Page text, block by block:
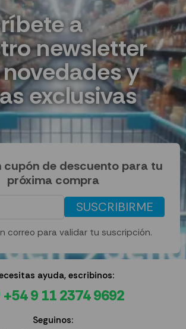
a
newsletter
y
exclusivas
cupón de descuento para tu
próxima compra
SUSCRIBIRME
correo para validar tu suscripción.
ayuda, escribinos:
+54 9 11 2374 9692
Seguinos: